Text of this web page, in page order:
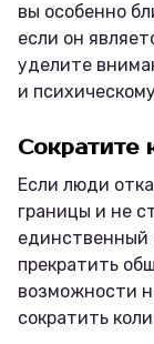
вы особенно
если он
уделите
и
Сократите
Если люди
границы и не
единственный
прекратить
возможности
сократить